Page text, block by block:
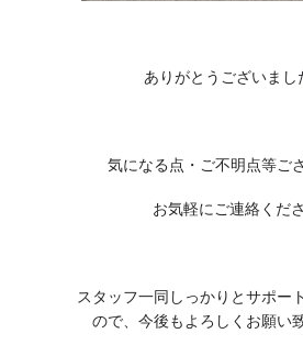
ありがとうございまし
気になる点・ご不明点等ご
お気軽にご連絡くだ
スタッフ一同しっかりとサポー
ので、今後もよろしくお願い